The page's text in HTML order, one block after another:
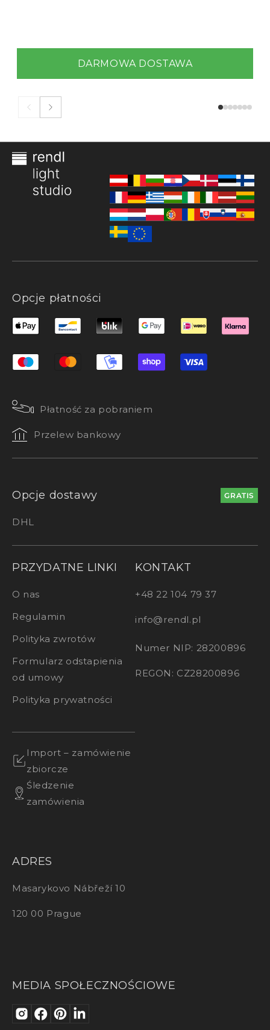
DARMOWA DOSTAWA
Opcje płatności
Płatność za pobraniem
Przelew bankowy
Opcje dostawy GRATIS
DHL
PRZYDATNE LINKI
O nas
Regulamin
Polityka zwrotów
Formularz odstapienia
od umowy
Polityka prywatności
Import – zamówienie
zbiorcze
Śledzenie
zamówienia
KONTAKT
+48 22 104 79 37
info@rendl.pl
Numer NIP: 28200896
REGON: CZ28200896
ADRES
Masarykovo Nábřeží 10
120 00 Prague
MEDIA SPOŁECZNOŚCIOWE